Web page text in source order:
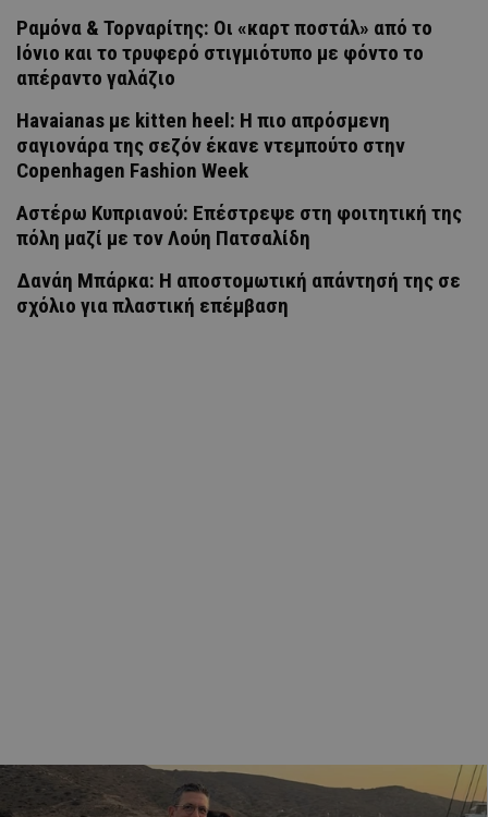
Ραμόνα & Τορναρίτης: Οι «καρτ ποστάλ» από το
Ιόνιο και το τρυφερό στιγμιότυπο με φόντο το
απέραντο γαλάζιο
Havaianas με kitten heel: Η πιο απρόσμενη
σαγιονάρα της σεζόν έκανε ντεμπούτο στην
Copenhagen Fashion Week
Αστέρω Κυπριανού: Επέστρεψε στη φοιτητική της
πόλη μαζί με τον Λούη Πατσαλίδη
Δανάη Μπάρκα: Η αποστομωτική απάντησή της σε
σχόλιο για πλαστική επέμβαση